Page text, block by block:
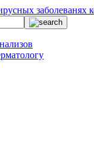
заболеванях